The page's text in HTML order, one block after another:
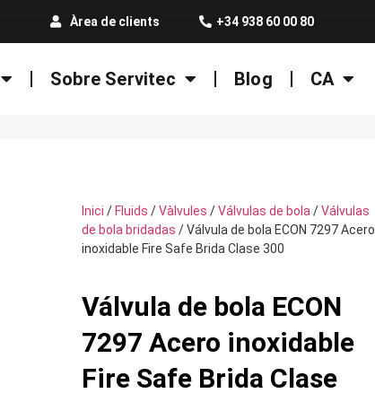
Àrea de clients +34 938 60 00 80
Sobre Servitec Blog CA
Inici / Fluids /Vàlvules /Válvulas de bola /Válvulas
de bola bridadas / Válvula de bola ECON 7297 Acero
inoxidable Fire Safe Brida Clase 300
Válvula de bola ECON
7297 Acero inoxidable
Fire Safe Brida Clase